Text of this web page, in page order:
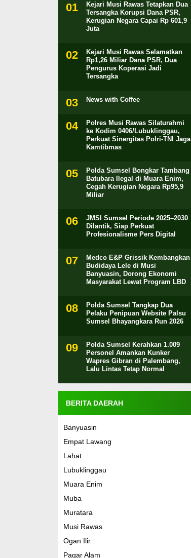
Kejari Musi Rawas Tetapkan Dua
Tersangka Korupsi Dana PSR,
Kerugian Negara Capai Rp 601,9
Juta
Kejari Musi Rawas Selamatkan
Rp1,26 Miliar Dana PSR, Dua
Pengurus Koperasi Jadi
Tersangka
News with Coffee
Polres Musi Rawas Silaturahmi
ke Kodim 0406/Lubuklinggau,
Perkuat Sinergitas Polri-TNI Jaga
Kamtibmas
Polda Sumsel Bongkar Tambang
Batubara Ilegal di Muara Enim,
Cegah Kerugian Negara Rp95,9
Miliar
JMSI Sumsel Periode 2025–2030
Dilantik, Siap Perkuat
Profesionalisme Pers Digital
Medco E&P Grissik Kembangkan
Budidaya Lele di Musi
Banyuasin, Dorong Ekonomi
Masyarakat Lewat Program LBD
Polda Sumsel Tangkap Dua
Pelaku Penipuan Website Palsu
Sumsel Bhayangkara Run 2026
Polda Sumsel Kerahkan 1.009
Personel Amankan Kunker
Wapres Gibran di Palembang,
Lalu Lintas Tetap Normal
BERITA DAERAH
Banyuasin
Empat Lawang
Lahat
Lubuklinggau
Muara Enim
Muba
Muratara
Musi Rawas
Ogan Ilir
Pagar Alam